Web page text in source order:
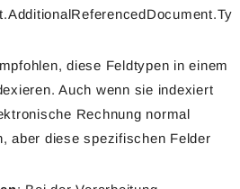
diese Feldtypen in einem
Auch wenn sie indexiert
Rechnung normal
aber diese spezifischen Felder